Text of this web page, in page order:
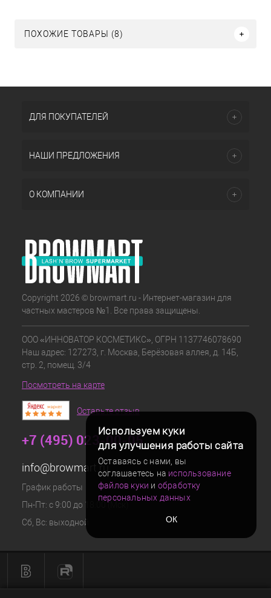
ПОХОЖИЕ ТОВАРЫ (8)
Используем куки
для улучшения работы сайта
Оставаясь с нами, вы
соглашаетесь на использование
файлов куки и обработку
персональных данных
ОК
ДЛЯ ПОКУПАТЕЛЕЙ
НАШИ ПРЕДЛОЖЕНИЯ
О КОМПАНИИ
Copyright 2026 © browmart.ru - Интернет-магазин для
частных мастеров №1. Все права защищены.
ООО «ИННОВАТОР КОСМЕТИКС», ОГРН 1137746078690
Наш адрес: 127273, г. Москва, Берёзовая аллея, д. 14Б,
стр. 2, помещ. 3/4
Посмотреть на карте
Оставьте отзыв
+7 (495) 023-00-05
info@browmart.ru
График работы
Пн-Пт: с 9:00 до 18:00 (Мск)
Сб, Вс: выходной